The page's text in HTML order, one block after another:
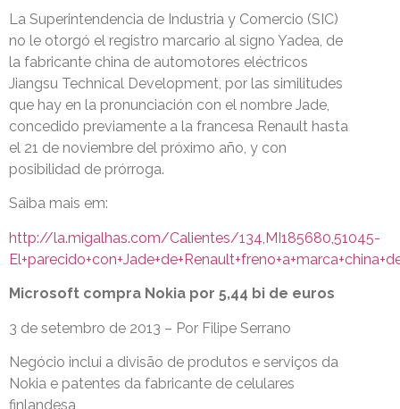
La Superintendencia de Industria y Comercio (SIC)
no le otorgó el registro marcario al signo Yadea, de
la fabricante china de automotores eléctricos
Jiangsu Technical Development, por las similitudes
que hay en la pronunciación con el nombre Jade,
concedido previamente a la francesa Renault hasta
el 21 de noviembre del próximo año, y con
posibilidad de prórroga.
Saiba mais em:
http://la.migalhas.com/Calientes/134,MI185680,51045-
Microsoft compra Nokia por 5,44 bi de euros
3 de setembro de 2013 – Por Filipe Serrano
Negócio inclui a divisão de produtos e serviços da
Nokia e patentes da fabricante de celulares
finlandesa